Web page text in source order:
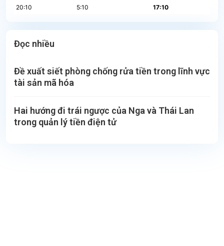
Đọc nhiều
Đề xuất siết phòng chống rửa tiền trong lĩnh vực
tài sản mã hóa
Hai hướng đi trái ngược của Nga và Thái Lan
trong quản lý tiền điện tử